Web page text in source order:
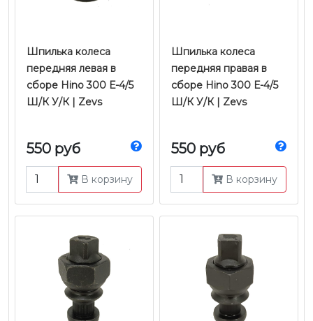
Шпилька колеса
передняя левая в
сборе Hino 300 Е-4/5
Ш/К У/К | Zevs
550 руб
В корзину
Шпилька колеса
передняя правая в
сборе Hino 300 Е-4/5
Ш/К У/К | Zevs
550 руб
В корзину